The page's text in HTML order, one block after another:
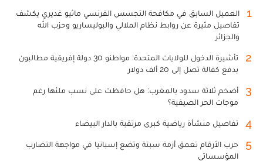
1
العميل السابق في مكافحة التجسس الفرنسي ماثيو غديري يكشف
تفاصيل مثيرة عن روابط نظام الملالي والبوليساريو وحزب الله
والجزائر
2
تأشيرة الدخول للولايات المتحدة: مواطنو 30 دولة إفريقية مطالبون
بدفع كفالة تصل إلى 20 ألف دولار
3
أضخم ثلاثة سدود بالمغرب: هل حافظت على نسب ملئها رغم
موجات الحر الصيفية؟
4 تفاصيل منشأة رياضية كبرى مرتقبة بالدار البيضاء
5
حرب الأرقام تعمق أزمة سبتة وتضع إسبانيا في مواجهة التضارب
المؤسساتي